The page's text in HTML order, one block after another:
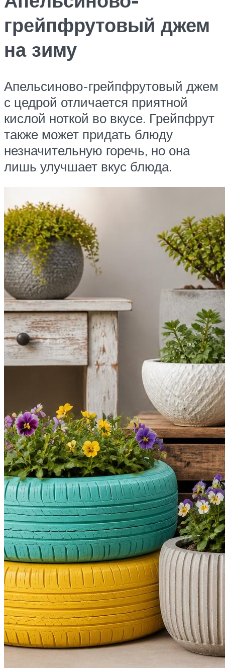
грейпфрутовый джем
на зиму
Апельсиново-грейпфрутовый джем
с цедрой отличается приятной
кислой ноткой во вкусе. Грейпфрут
также может придать блюду
незначительную горечь, но она
лишь улучшает вкус блюда.